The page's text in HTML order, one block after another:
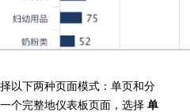
以下两种页面模式：单页和分
个完整地仪表板页面，选择 单